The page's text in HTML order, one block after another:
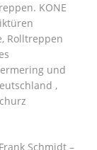
KONE
Rolltreppen
und
,
Schmidt –